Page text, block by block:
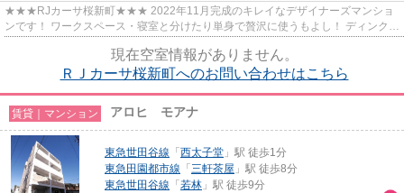
★★★RJカーサ桜新町★★★ 2022年11月完成のキレイなデザイナーズマンショ
ンです！ ワークスペース・寝室と分けたり単身で贅沢に使うもよし！ ディンク
現在空室情報がありません。
ＲＪカーサ桜新町へのお問い合わせはこちら
賃貸｜マンション アロヒ モアナ
東急世田谷線 「 西太子堂 」駅 徒歩1分
東急田園都市線 「 三軒茶屋 」駅 徒歩8分
東急世田谷線 「 若林 」駅 徒歩9分